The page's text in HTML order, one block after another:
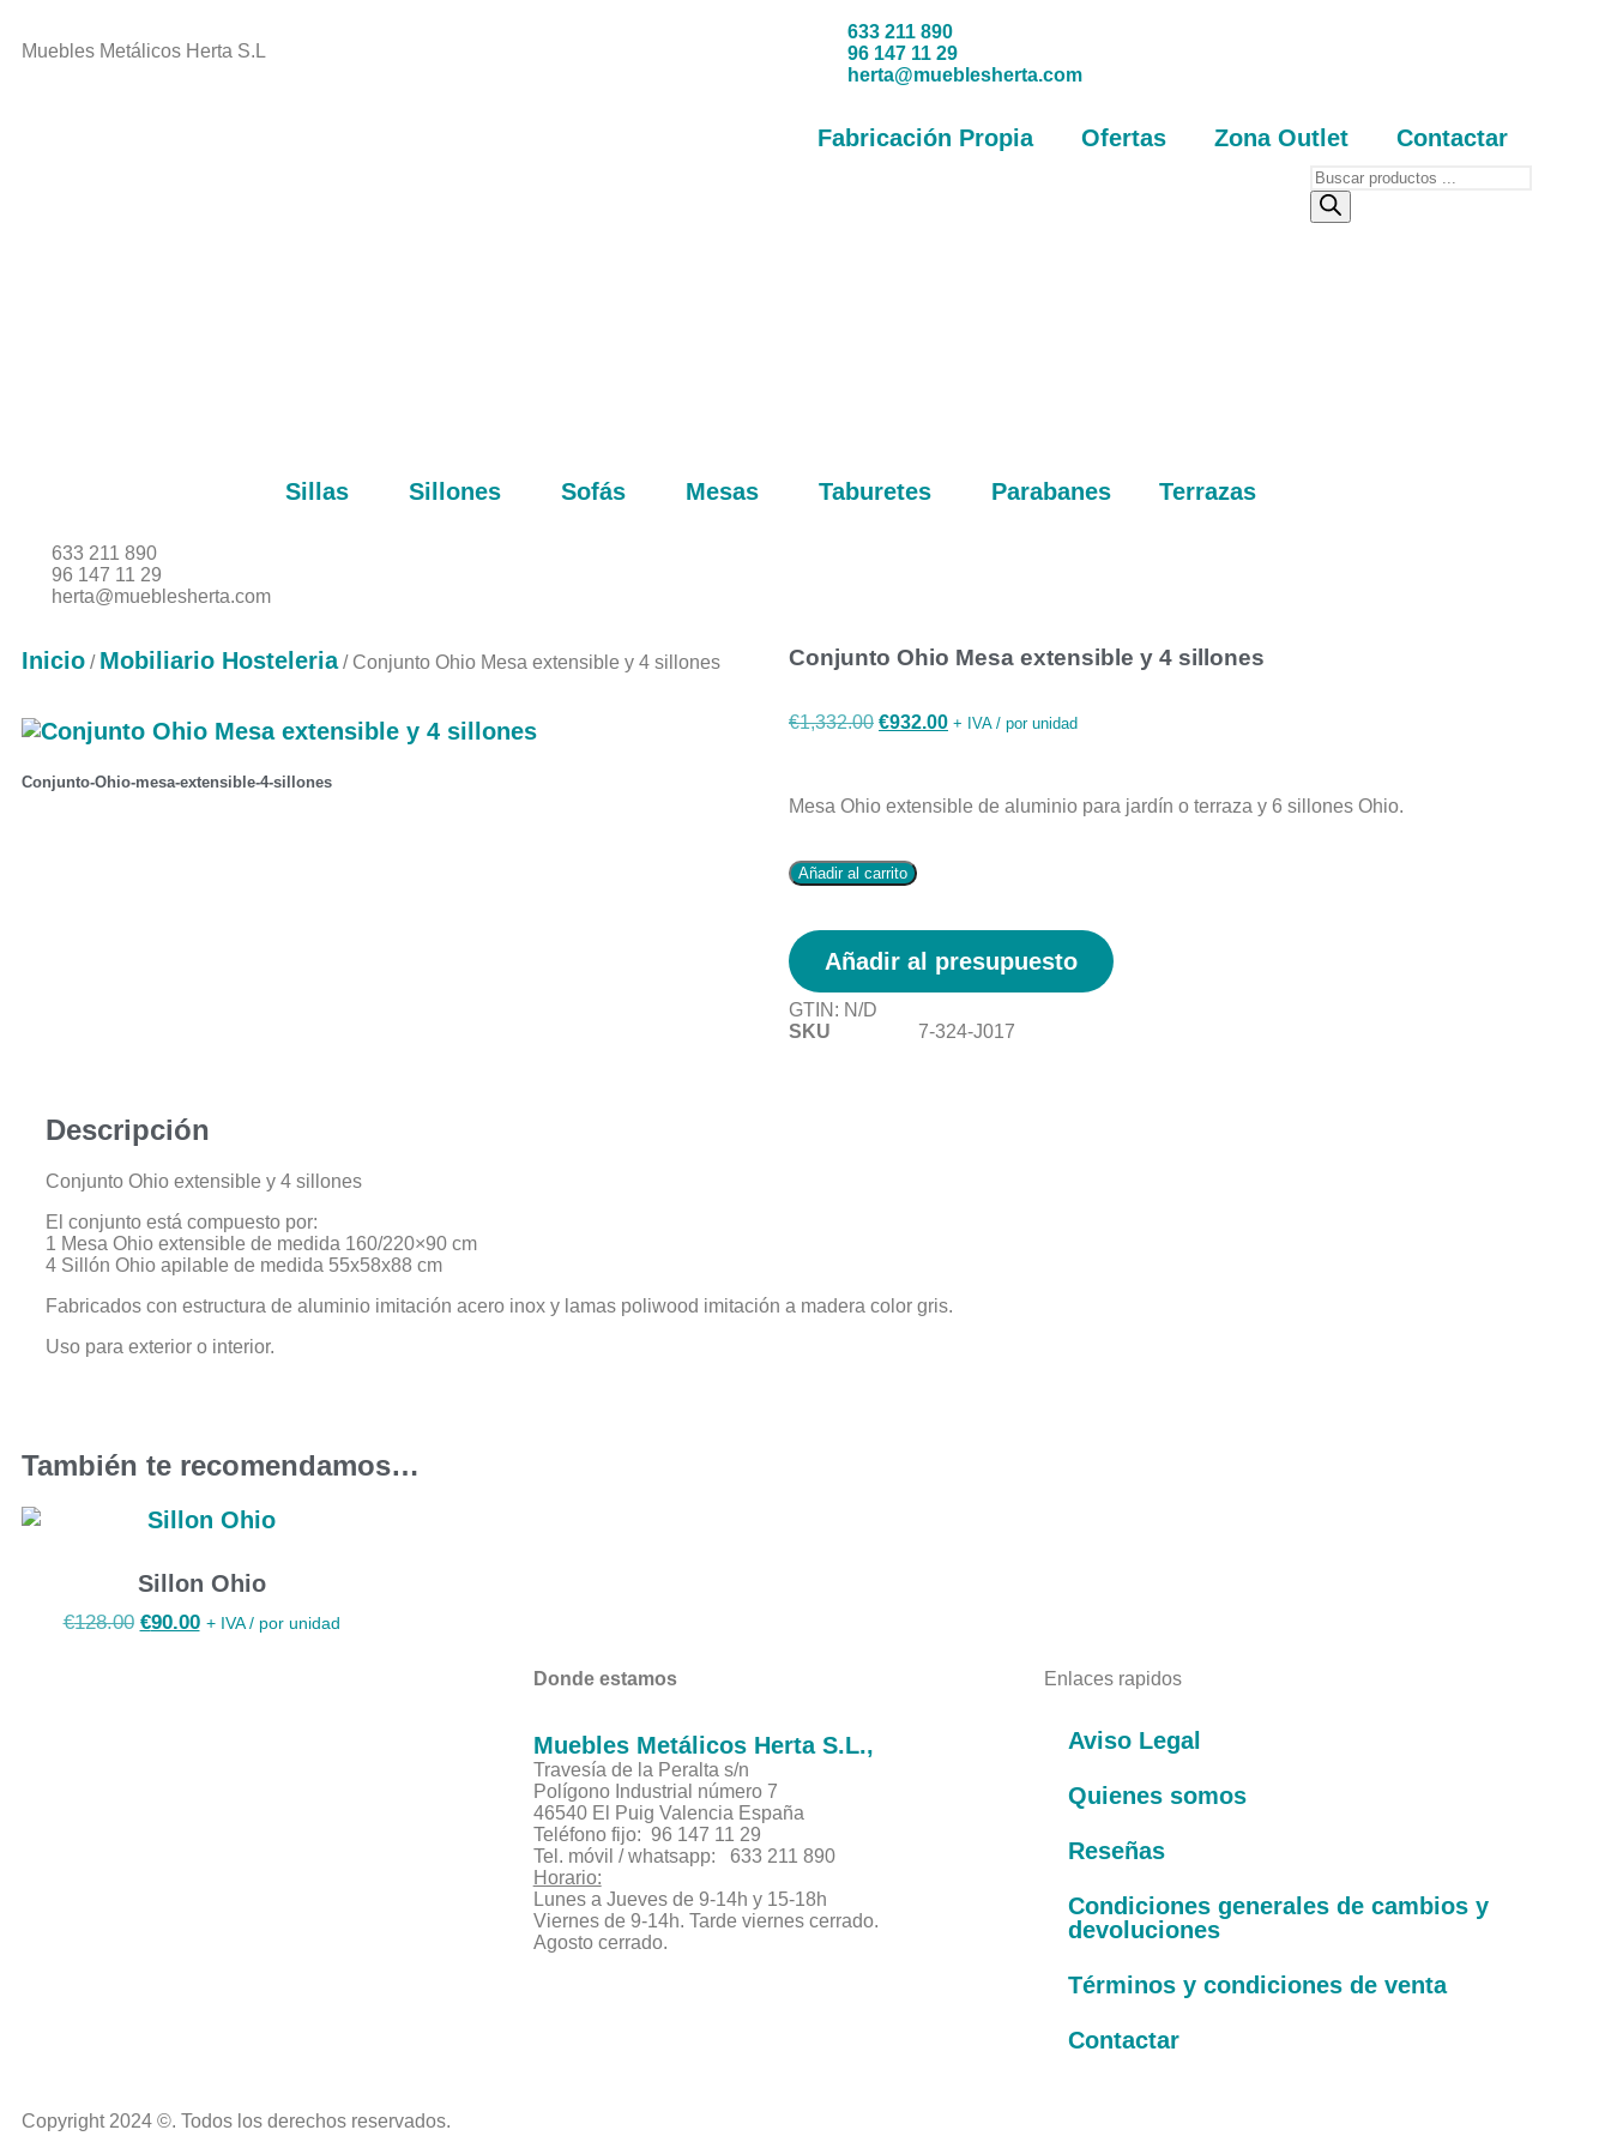
Muebles Metálicos Herta S.L
633 211 890
96 147 11 29
herta@mueblesherta.com
Fabricación Propia Ofertas Zona Outlet Contactar
Sillas Sillones Sofás Mesas Taburetes Parabanes Terrazas
633 211 890
96 147 11 29
herta@mueblesherta.com
Inicio / Mobiliario Hosteleria/ Conjunto Ohio Mesa extensible y 4 sillones
Conjunto-Ohio-mesa-extensible-4-sillones
Conjunto Ohio Mesa extensible y 4 sillones
€1,332.00 €932.00 + IVA / por unidad
Mesa Ohio extensible de aluminio para jardín o terraza y 6 sillones Ohio.
Añadir al carrito
Añadir al presupuesto
GTIN: N/D
SKU
7-324-J017
Descripción
Conjunto Ohio extensible y 4 sillones
El conjunto está compuesto por:
1 Mesa Ohio extensible de medida 160/220×90 cm
4 Sillón Ohio apilable de medida 55x58x88 cm
Fabricados con estructura de aluminio imitación acero inox y lamas poliwood imitación a madera color gris.
Uso para exterior o interior.
También te recomendamos…
Sillon Ohio
€128.00 €90.00 + IVA / por unidad
Donde estamos
Muebles Metálicos Herta S.L.,
Travesía de la Peralta s/n
Polígono Industrial número 7
46540 El Puig Valencia España
Teléfono fijo: 96 147 11 29
Tel. móvil / whatsapp: 633 211 890
Horario:
Lunes a Jueves de 9-14h y 15-18h
Viernes de 9-14h. Tarde viernes cerrado.
Agosto cerrado.
Enlaces rapidos
Aviso Legal
Quienes somos
Reseñas
Condiciones generales de cambios y
devoluciones
Términos y condiciones de venta
Contactar
Copyright 2024 ©. Todos los derechos reservados.